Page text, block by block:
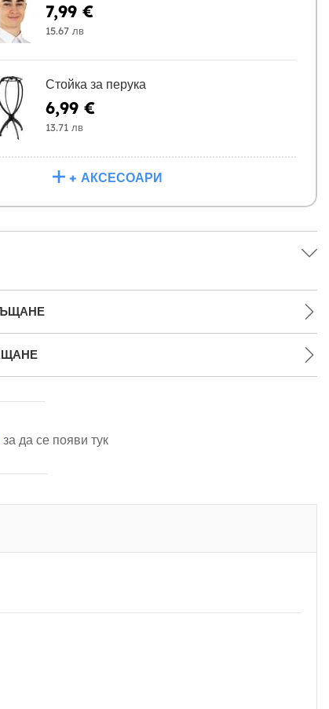
7,99 €
15.67 лв
Стойка за перука
6,99 €
13.71 лв
+ АКСЕСОАРИ
за да се появи тук